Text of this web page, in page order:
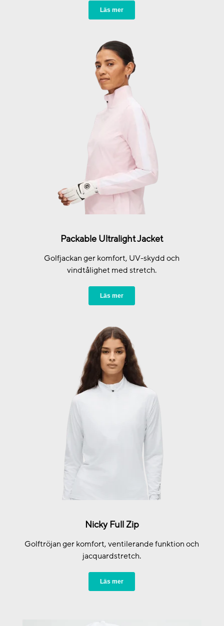
Läs mer
Packable Ultralight Jacket
Golfjackan ger komfort, UV-skydd och
vindtålighet med stretch.
Läs mer
Nicky Full Zip
Golftröjan ger komfort, ventilerande funktion och
jacquardstretch.
Läs mer